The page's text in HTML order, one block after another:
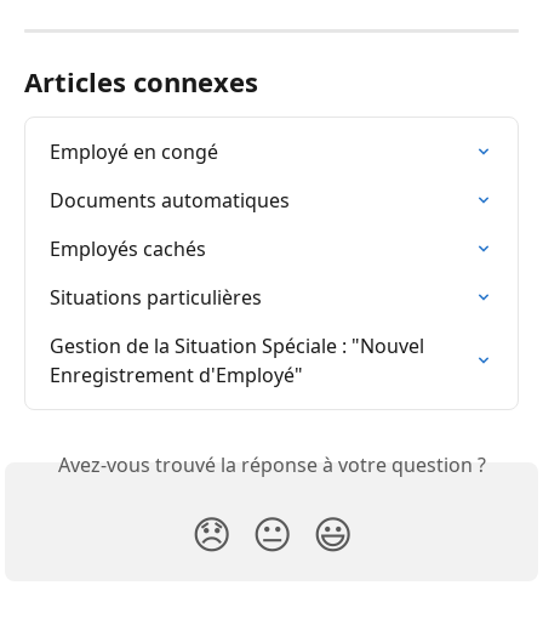
Articles connexes
Employé en congé
Documents automatiques
Employés cachés
Situations particulières
Gestion de la Situation Spéciale : "Nouvel
Enregistrement d'Employé"
Avez-vous trouvé la réponse à votre question ?
😞 😐 😃